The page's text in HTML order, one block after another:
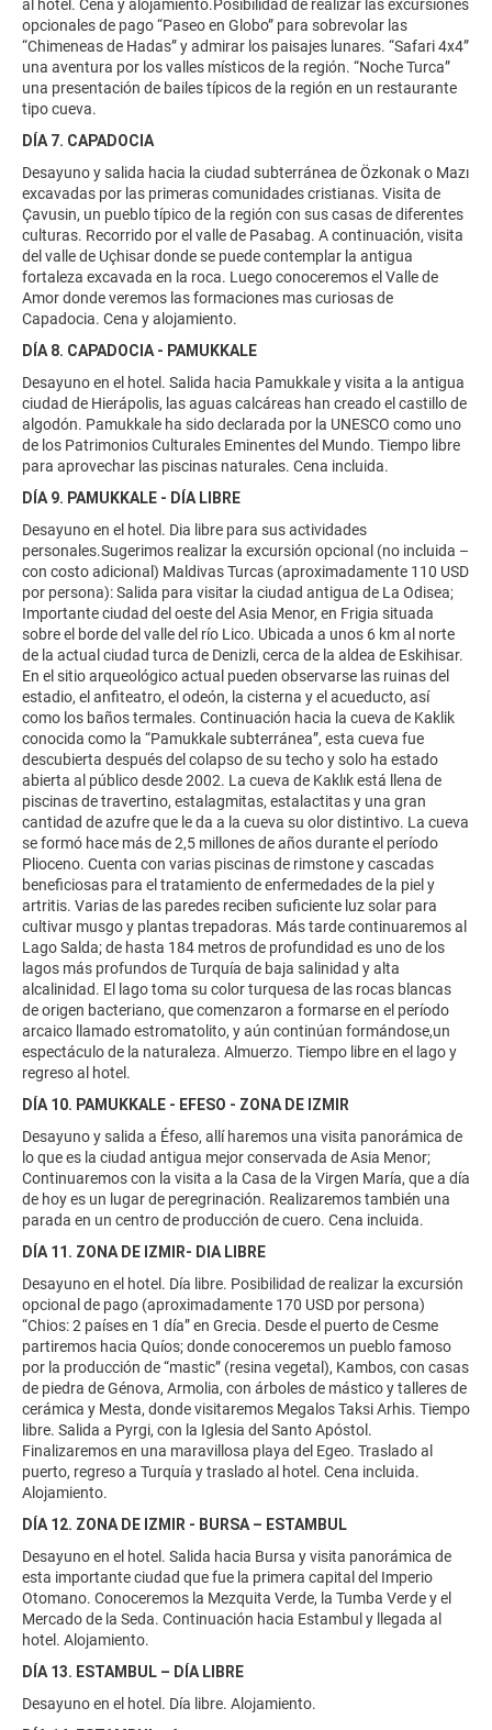
al hotel. Cena y alojamiento.Posibilidad de realizar las excursiones
opcionales de pago “Paseo en Globo” para sobrevolar las
“Chimeneas de Hadas” y admirar los paisajes lunares. “Safari 4x4”
una aventura por los valles místicos de la región. “Noche Turca”
una presentación de bailes típicos de la región en un restaurante
tipo cueva.
DÍA 7. CAPADOCIA
Desayuno y salida hacia la ciudad subterránea de Özkonak o Mazı
excavadas por las primeras comunidades cristianas. Visita de
Çavusin, un pueblo típico de la región con sus casas de diferentes
culturas. Recorrido por el valle de Pasabag. A continuación, visita
del valle de Uçhisar donde se puede contemplar la antigua
fortaleza excavada en la roca. Luego conoceremos el Valle de
Amor donde veremos las formaciones mas curiosas de
Capadocia. Cena y alojamiento.
DÍA 8. CAPADOCIA - PAMUKKALE
Desayuno en el hotel. Salida hacia Pamukkale y visita a la antigua
ciudad de Hierápolis, las aguas calcáreas han creado el castillo de
algodón. Pamukkale ha sido declarada por la UNESCO como uno
de los Patrimonios Culturales Eminentes del Mundo. Tiempo libre
para aprovechar las piscinas naturales. Cena incluida.
DÍA 9. PAMUKKALE - DÍA LIBRE
Desayuno en el hotel. Dia libre para sus actividades
personales.Sugerimos realizar la excursión opcional (no incluida –
con costo adicional) Maldivas Turcas (aproximadamente 110 USD
por persona): Salida para visitar la ciudad antigua de La Odisea;
Importante ciudad del oeste del Asia Menor, en Frigia situada
sobre el borde del valle del río Lico. Ubicada a unos 6 km al norte
de la actual ciudad turca de Denizli, cerca de la aldea de Eskihisar.
En el sitio arqueológico actual pueden observarse las ruinas del
estadio, el anfiteatro, el odeón, la cisterna y el acueducto, así
como los baños termales. Continuación hacia la cueva de Kaklik
conocida como la “Pamukkale subterránea”, esta cueva fue
descubierta después del colapso de su techo y solo ha estado
abierta al público desde 2002. La cueva de Kaklık está llena de
piscinas de travertino, estalagmitas, estalactitas y una gran
cantidad de azufre que le da a la cueva su olor distintivo. La cueva
se formó hace más de 2,5 millones de años durante el período
Plioceno. Cuenta con varias piscinas de rimstone y cascadas
beneficiosas para el tratamiento de enfermedades de la piel y
artritis. Varias de las paredes reciben suficiente luz solar para
cultivar musgo y plantas trepadoras. Más tarde continuaremos al
Lago Salda; de hasta 184 metros de profundidad es uno de los
lagos más profundos de Turquía de baja salinidad y alta
alcalinidad. El lago toma su color turquesa de las rocas blancas
de origen bacteriano, que comenzaron a formarse en el período
arcaico llamado estromatolito, y aún continúan formándose,un
espectáculo de la naturaleza. Almuerzo. Tiempo libre en el lago y
regreso al hotel.
DÍA 10. PAMUKKALE - EFESO - ZONA DE IZMIR
Desayuno y salida a Éfeso, allí haremos una visita panorámica de
lo que es la ciudad antigua mejor conservada de Asia Menor;
Continuaremos con la visita a la Casa de la Virgen María, que a día
de hoy es un lugar de peregrinación. Realizaremos también una
parada en un centro de producción de cuero. Cena incluida.
DÍA 11. ZONA DE IZMIR- DIA LIBRE
Desayuno en el hotel. Día libre. Posibilidad de realizar la excursión
opcional de pago (aproximadamente 170 USD por persona)
“Chios: 2 países en 1 día” en Grecia. Desde el puerto de Cesme
partiremos hacia Quíos; donde conoceremos un pueblo famoso
por la producción de “mastic” (resina vegetal), Kambos, con casas
de piedra de Génova, Armolia, con árboles de mástico y talleres de
cerámica y Mesta, donde visitaremos Megalos Taksi Arhis. Tiempo
libre. Salida a Pyrgi, con la Iglesia del Santo Apóstol.
Finalizaremos en una maravillosa playa del Egeo. Traslado al
puerto, regreso a Turquía y traslado al hotel. Cena incluida.
Alojamiento.
DÍA 12. ZONA DE IZMIR - BURSA – ESTAMBUL
Desayuno en el hotel. Salida hacia Bursa y visita panorámica de
esta importante ciudad que fue la primera capital del Imperio
Otomano. Conoceremos la Mezquita Verde, la Tumba Verde y el
Mercado de la Seda. Continuación hacia Estambul y llegada al
hotel. Alojamiento.
DÍA 13. ESTAMBUL – DÍA LIBRE
Desayuno en el hotel. Día libre. Alojamiento.